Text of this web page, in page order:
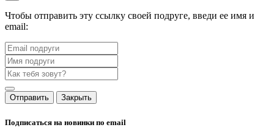
Чтобы отправить эту ссылку своей подруге, введи ее имя и
email:
Отправить Закрыть
Подписаться на новинки по email